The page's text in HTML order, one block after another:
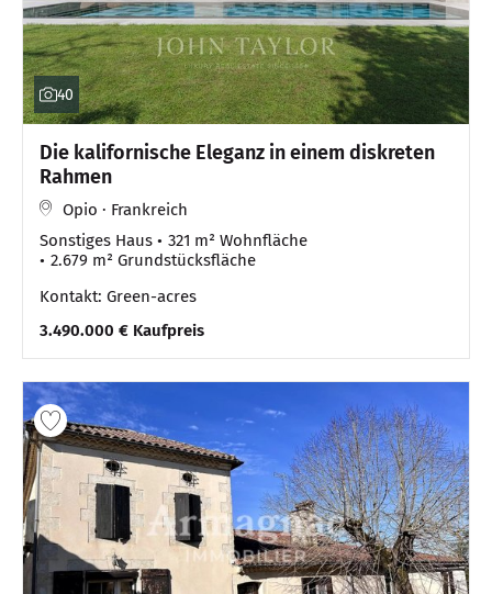
40
Die kalifornische Eleganz in einem diskreten
Rahmen
Opio · Frankreich
Sonstiges Haus
321 m² Wohnfläche
2.679 m² Grundstücksfläche
Kontakt: Green-acres
3.490.000 € Kaufpreis